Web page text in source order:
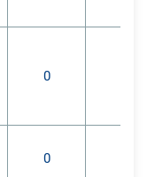
0
0